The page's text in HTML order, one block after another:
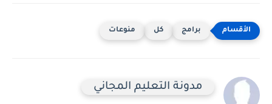
برامج كل منوعات
مدونة التعليم المجاني